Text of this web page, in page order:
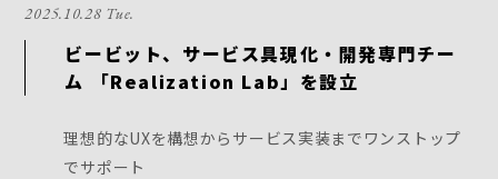
2025.10.28 Tue.
ビービット、サービス具現化・開発専門チー
ム 「Realization Lab」を設立
理想的なUXを構想からサービス実装までワンストップ
でサポート